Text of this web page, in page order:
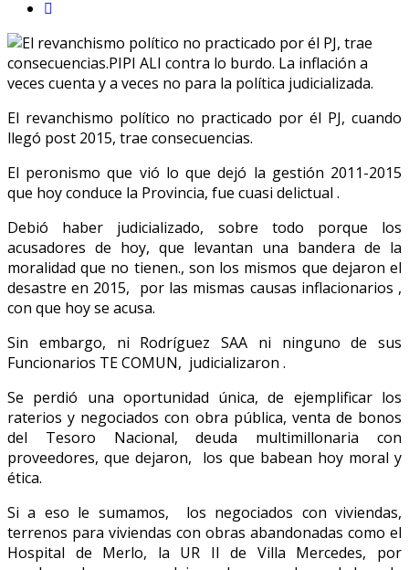
El revanchismo político no practicado por él PJ, cuando
llegó post 2015, trae consecuencias.
El peronismo que vió lo que dejó la gestión 2011-2015
que hoy conduce la Provincia, fue cuasi delictual .
Debió haber judicializado, sobre todo porque los
acusadores de hoy, que levantan una bandera de la
moralidad que no tienen., son los mismos que dejaron el
desastre en 2015, por las mismas causas inflacionarios ,
con que hoy se acusa.
Sin embargo, ni Rodríguez SAA ni ninguno de sus
Funcionarios TE COMUN, judicializaron .
Se perdió una oportunidad única, de ejemplificar los
raterios y negociados con obra pública, venta de bonos
del Tesoro Nacional, deuda multimillonaria con
proveedores, que dejaron, los que babean hoy moral y
ética.
Si a eso le sumamos, los negociados con viviendas,
terrenos para viviendas con obras abandonadas como el
Hospital de Merlo, la UR II de Villa Mercedes, por